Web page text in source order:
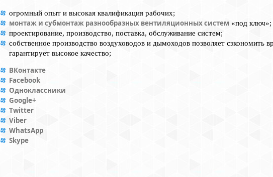
огромный опыт и высокая квалификация рабочих;
монтаж и субмонтаж разнообразных вентиляционных систем «под ключ»;
проектирование, производство, поставка, обслуживание систем;
собственное производство воздуховодов и дымоходов позволяет сэкономить
гарантирует высокое качество;
ВКонтакте
Facebook
Одноклассники
Google+
Twitter
Viber
WhatsApp
Skype